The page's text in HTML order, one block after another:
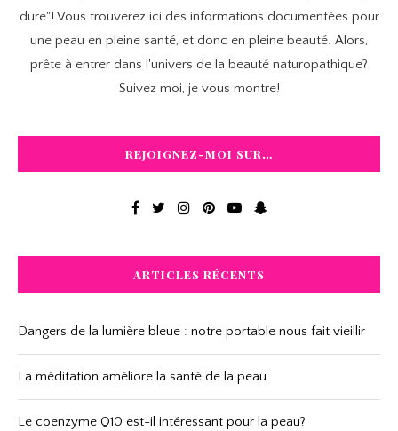
dure"! Vous trouverez ici des informations documentées pour
une peau en pleine santé, et donc en pleine beauté. Alors,
prête à entrer dans l'univers de la beauté naturopathique?
Suivez moi, je vous montre!
REJOIGNEZ-MOI SUR…
ARTICLES RÉCENTS
Dangers de la lumière bleue : notre portable nous fait vieillir
La méditation améliore la santé de la peau
Le coenzyme Q10 est-il intéressant pour la peau?